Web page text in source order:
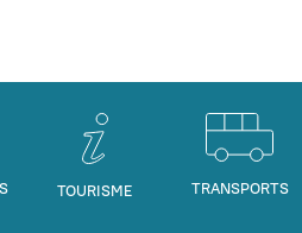
TOURISME TRANSPORTS